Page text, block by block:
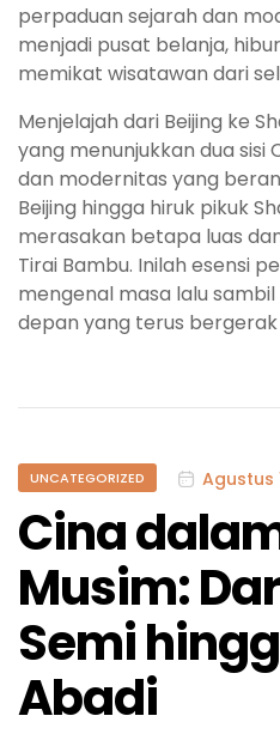
perpaduan sejarah dan
menjadi pusat belanja,
memikat wisatawan dari
Menjelajah dari Beijing ke
yang menunjukkan dua sisi
dan modernitas yang
Beijing hingga hiruk pikuk
merasakan betapa luas
Tirai Bambu. Inilah esensi
mengenal masa lalu
depan yang terus bergerak
UNCATEGORIZED Agustus
Cina
Musim:
Semi
Abadi